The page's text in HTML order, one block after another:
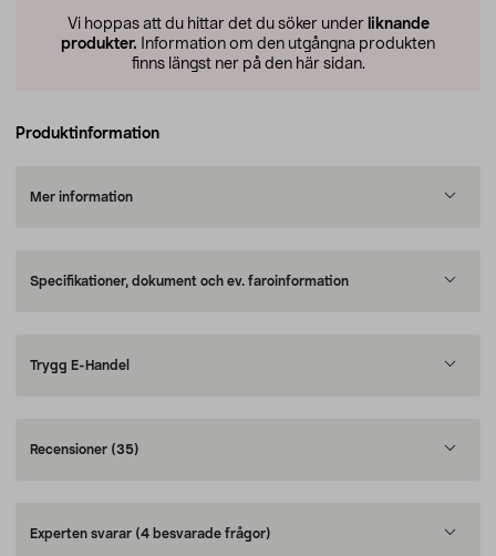
Vi hoppas att du hittar det du söker under liknande
produkter. Information om den utgångna produkten
finns längst ner på den här sidan.
Produktinformation
Mer information
Specifikationer, dokument och ev. faroinformation
Trygg E-Handel
Recensioner (35)
Experten svarar (4 besvarade frågor)